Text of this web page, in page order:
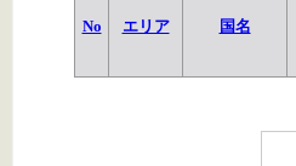
No エリア 国名